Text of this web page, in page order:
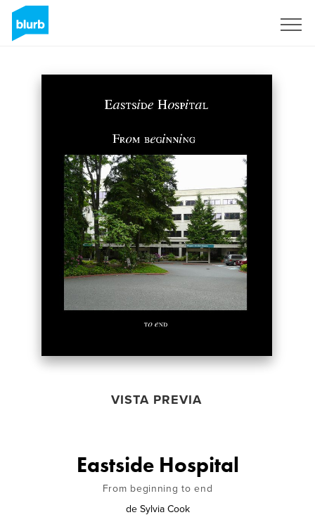
VISTA PREVIA
Eastside Hospital
From beginning to end
de Sylvia Cook